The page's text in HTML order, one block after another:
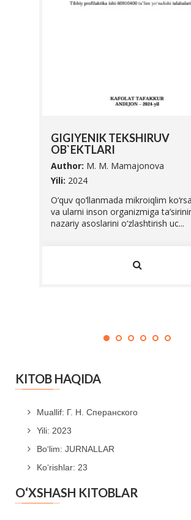
GIGIYENIK TEKSHIRUV
OB`EKTLARI
Author: M. M. Mamajonova
Yili: 2024
O‘quv qo‘llanmada mikroiqlim
va ularni inson organizmiga
nazariy asoslarini o‘zlashtirish uc...
KITOB HAQIDA
Muallif: Г. Н. Сперанского
Yili: 2023
Bo‘lim: JURNALLAR
Ko‘rishlar: 23
O‘XSHASH KITOBLAR